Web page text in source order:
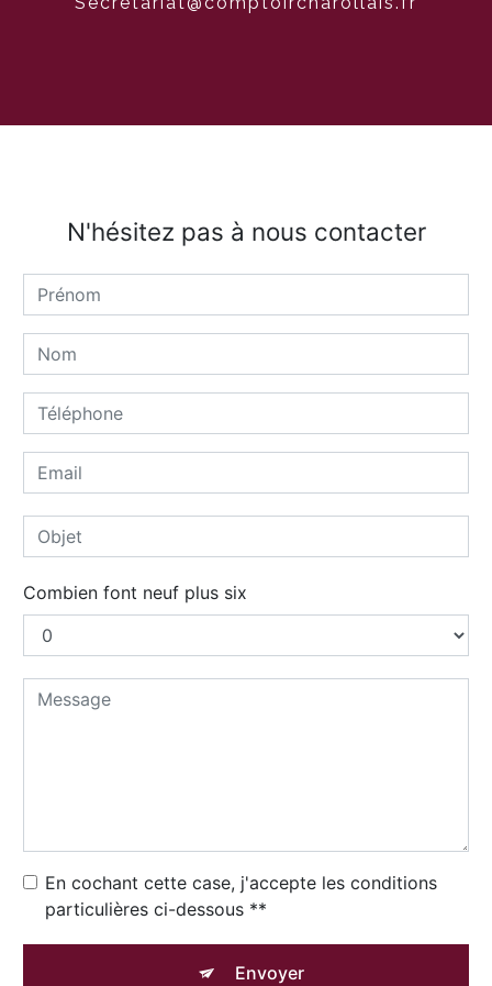
N'hésitez pas à nous contacter
Combien font neuf plus six
En cochant cette case, j'accepte les conditions
particulières ci-dessous **
Envoyer